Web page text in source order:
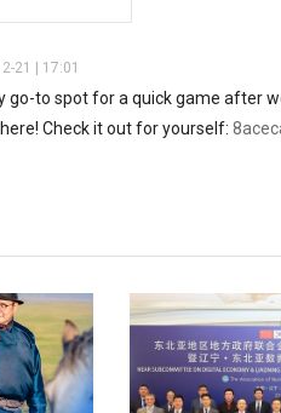
21 | 17:01
go-to spot for a quick game after
Check it out for yourself: